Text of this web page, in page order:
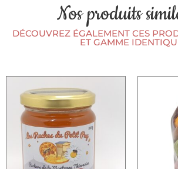
Nos produits
DÉCOUVREZ ÉGALEMENT CES
ET GAMME